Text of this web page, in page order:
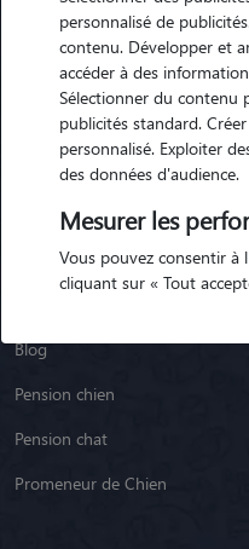
Animaute
Garde Chien
Garde Chat
Garde Animaux
Garde Nac
Blog
Pension chien
Pension chat
Promeneur de Chien
personnalisé de
contenu. Développer et
accéder à des
Sélectionner du contenu
publicités standard.
personnalisé. Exploiter
des données d'audience.
Mesurer les
Vous pouvez consentir à
cliquant sur « Tout